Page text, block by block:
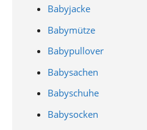
Babyjacke
Babymütze
Babypullover
Babysachen
Babyschuhe
Babysocken